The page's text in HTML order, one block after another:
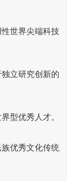
世界尖端科技
立研究创新的
型优秀人才。
优秀文化传统